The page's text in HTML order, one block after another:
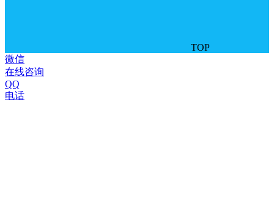
TOP
微信
在线咨询
QQ
电话